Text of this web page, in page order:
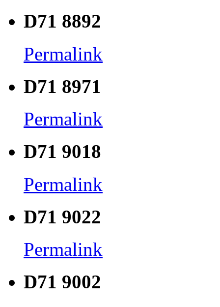
D71 8892
Permalink
D71 8971
Permalink
D71 9018
Permalink
D71 9022
Permalink
D71 9002